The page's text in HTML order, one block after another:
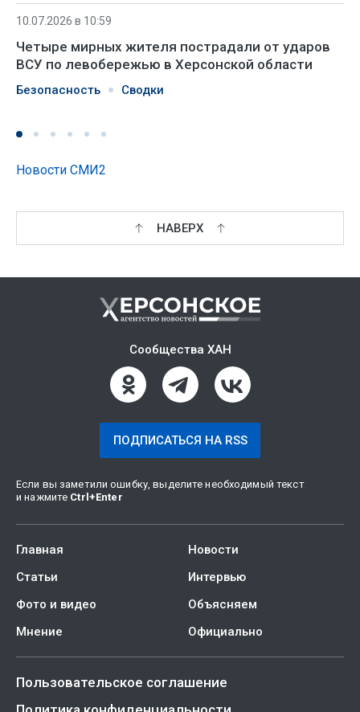
10.07.2026 в 10:59
Четыре мирных жителя пострадали от ударов
ВСУ по левобережью в Херсонской области
Безопасность Сводки
Новости СМИ2
НАВЕРХ
Сообщества ХАН
ПОДПИСАТЬСЯ НА RSS
Если вы заметили ошибку, выделите необходимый текст
и нажмите Ctrl +Enter
Главная
Новости
Статьи
Интервью
Фото и видео
Объясняем
Мнение
Официально
Пользовательское соглашение